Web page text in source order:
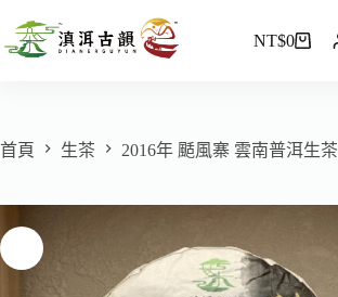
NT$0
首頁 生茶 2016年 颳風寨 雲南普洱生茶